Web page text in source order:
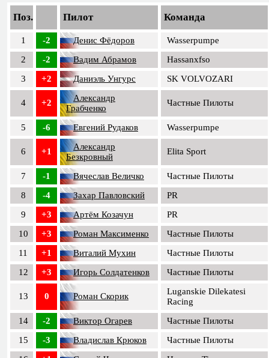
Поз. Пилот Команда
1 -2 Денис Фёдоров
Wasserpumpe
2
-2 Вадим Абрамов
Hassanxfso
3
+2 Даниэль Унгурс SK VOLVOZARI
4 +2
Александр
Грабченко
Частные Пилоты
5 -6 Евгений Рудаков Wasserpumpe
6 +1
Александр
Безкровный
Elita Sport
7 -1 Вячеслав Величко
Частные Пилоты
8
-4 Захар Павловский
PR
9
+3 Артём Козачун
PR
10
+3 Роман Максименко
Частные Пилоты
11
+1 Виталий Мухин
Частные Пилоты
12
+3 Игорь Солдатенков Частные Пилоты
13 0 Роман Скорик
Luganskie Dilekatesi
Racing
14
-2 Виктор Огарев
Частные Пилоты
15
-3 Владислав Крюков
Частные Пилоты